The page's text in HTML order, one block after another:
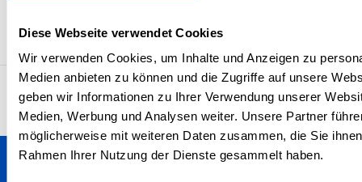
Diese Webseite verwendet Cookies
Wir verwenden Cookies, um Inhalte und Anzeigen zu
Medien anbieten zu können und die Zugriffe auf unsere
geben wir Informationen zu Ihrer Verwendung unserer
Medien, Werbung und Analysen weiter. Unsere Partner
möglicherweise mit weiteren Daten zusammen, die Sie
Rahmen Ihrer Nutzung der Dienste gesammelt haben.
professional polish.
4.7 29’921 Bewertungen